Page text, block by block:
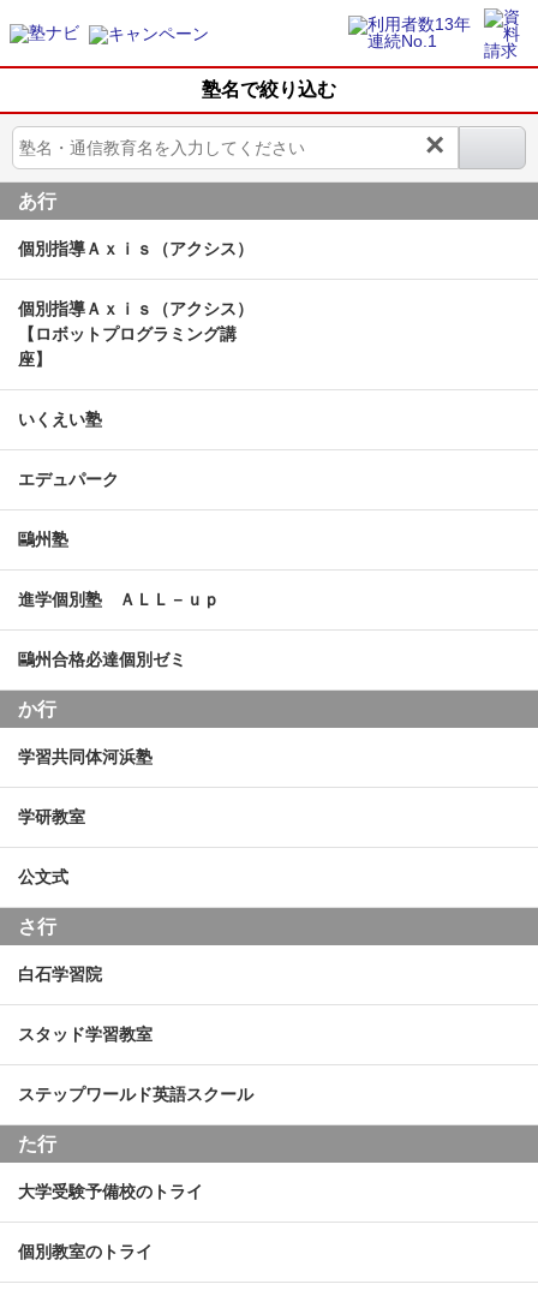
塾名で絞り込む
×
あ行
個別指導Ａｘｉｓ（アクシス）
個別指導Ａｘｉｓ（アクシス）
【ロボットプログラミング講
座】
いくえい塾
エデュパーク
鷗州塾
進学個別塾 ＡＬＬ－ｕｐ
鷗州合格必達個別ゼミ
か行
学習共同体河浜塾
学研教室
公文式
さ行
白石学習院
スタッド学習教室
ステップワールド英語スクール
た行
大学受験予備校のトライ
個別教室のトライ